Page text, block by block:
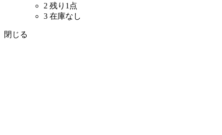
2 残り1点
3 在庫なし
閉じる